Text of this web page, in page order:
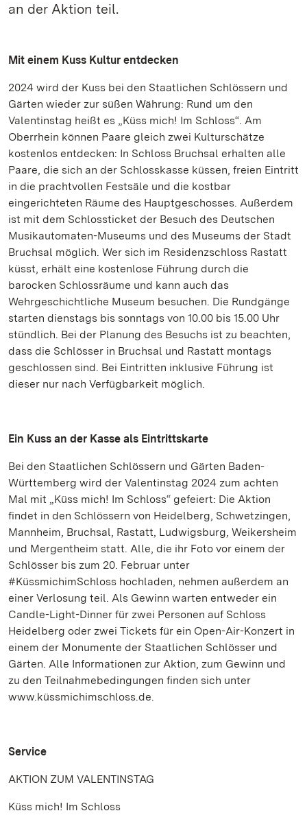
an der Aktion teil.
Mit einem Kuss Kultur entdecken
2024 wird der Kuss bei den Staatlichen Schlössern und
Gärten wieder zur süßen Währung: Rund um den
Valentinstag heißt es „Küss mich! Im Schloss“. Am
Oberrhein können Paare gleich zwei Kulturschätze
kostenlos entdecken: In Schloss Bruchsal erhalten alle
Paare, die sich an der Schlosskasse küssen, freien Eintritt
in die prachtvollen Festsäle und die kostbar
eingerichteten Räume des Hauptgeschosses. Außerdem
ist mit dem Schlossticket der Besuch des Deutschen
Musikautomaten-Museums und des Museums der Stadt
Bruchsal möglich. Wer sich im Residenzschloss Rastatt
küsst, erhält eine kostenlose Führung durch die
barocken Schlossräume und kann auch das
Wehrgeschichtliche Museum besuchen. Die Rundgänge
starten dienstags bis sonntags von 10.00 bis 15.00 Uhr
stündlich. Bei der Planung des Besuchs ist zu beachten,
dass die Schlösser in Bruchsal und Rastatt montags
geschlossen sind. Bei Eintritten inklusive Führung ist
dieser nur nach Verfügbarkeit möglich.
Ein Kuss an der Kasse als Eintrittskarte
Bei den Staatlichen Schlössern und Gärten Baden-
Württemberg wird der Valentinstag 2024 zum achten
Mal mit „Küss mich! Im Schloss“ gefeiert: Die Aktion
findet in den Schlössern von Heidelberg, Schwetzingen,
Mannheim, Bruchsal, Rastatt, Ludwigsburg, Weikersheim
und Mergentheim statt. Alle, die ihr Foto vor einem der
Schlösser bis zum 20. Februar unter
#KüssmichimSchloss hochladen, nehmen außerdem an
einer Verlosung teil. Als Gewinn warten entweder ein
Candle-Light-Dinner für zwei Personen auf Schloss
Heidelberg oder zwei Tickets für ein Open-Air-Konzert in
einem der Monumente der Staatlichen Schlösser und
Gärten. Alle Informationen zur Aktion, zum Gewinn und
zu den Teilnahmebedingungen finden sich unter
www.küssmichimschloss.de.
Service
AKTION ZUM VALENTINSTAG
Küss mich! Im Schloss